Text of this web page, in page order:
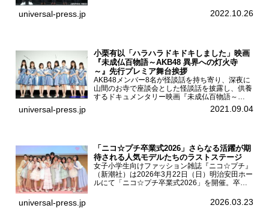
宮山莉渚、中井友望、監督の中川駿が登壇。映画
universal-press.jp 2022.10.26
小栗有以「ハラハラドキドキしました」映画
『未成仏百物語～AKB48 異界への灯火寺
～』先行プレミア舞台挨拶
AKB48メンバー8名が怪談話を持ち寄り、深夜に
山間のお寺で座談会とした怪談話を披露し、供養
するドキュメンタリー映画『未成仏百物語～
AKB48異界への灯火寺～』の先行プレミア舞台
挨拶が東京・ユナイテッド・シネマ豊洲で開催さ
universal-press.jp 2021.09.04
「ニコ☆プチ卒業式2026」さらなる活躍が期
待される人気モデルたちのラストステージ
女子小学生向けファッション雑誌『ニコ☆プチ』
（新潮社）は2026年3月22日（日）明治安田ホー
ルにて「ニコ☆プチ卒業式2026」を開催。卒業
ん、末永ひなた、高梨琴乃、土井ありさ、藤田蒼
universal-press.jp 2026.03.23